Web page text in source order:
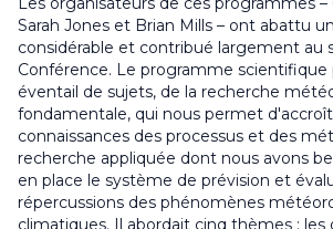
Sarah Jones et Brian Mills – ont abattu
considérable et contribué largement au
Conférence. Le programme scientifique
éventail de sujets, de la recherche
fondamentale, qui nous permet
connaissances des processus et des
recherche appliquée dont nous avons
en place le système de prévision et
répercussions des phénomènes
climatiques. Il abordait cinq thèmes : les